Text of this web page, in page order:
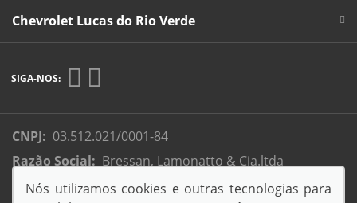
Chevrolet Lucas do Rio Verde
SIGA-NOS:
CNPJ: 03.512.021/0001-84
Razão Social: Bressan, Lamonatto & Cia.ltda
Endereço Matriz: Rua Colonizador Enio Pipino, 3333 -
Nós utilizamos cookies e outras tecnologias para